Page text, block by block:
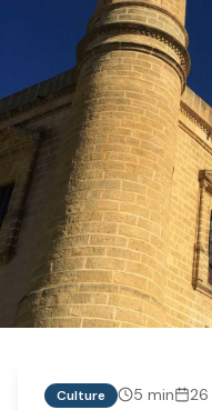
Culture 5 min 26